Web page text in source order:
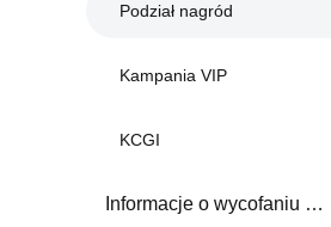
Podział nagród
Kampania VIP
KCGI
Informacje o wycofaniu z obrotu